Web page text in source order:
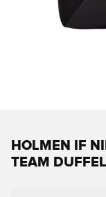
HOLMEN IF
TEAM